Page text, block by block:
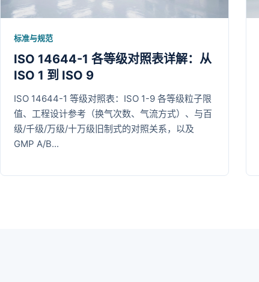
标准与规范
ISO 14644-1 各等级对照表详解：从
ISO 1 到 ISO 9
ISO 14644-1 等级对照表：ISO 1-9 各等级粒子限
值、工程设计参考（换气次数、气流方式）、与百
级/千级/万级/十万级旧制式的对照关系，以及
GMP A/B...